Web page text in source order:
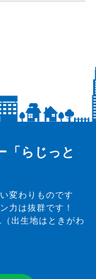
「らじっと
変わりものです
力は抜群です！
出生地はときがわ